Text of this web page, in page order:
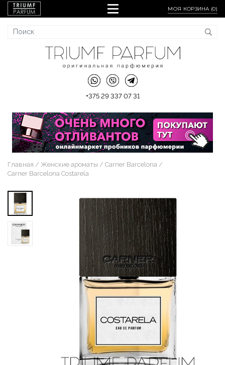
МОЯ КОРЗИНА (0)
+375 29 337 07 31
Главная Женские ароматы
Carner Barcelona
Carner Barcelona Costarela